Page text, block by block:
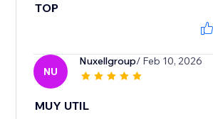
TOP
NU
Nuxellgroup/ Feb 10, 2026
MUY UTIL